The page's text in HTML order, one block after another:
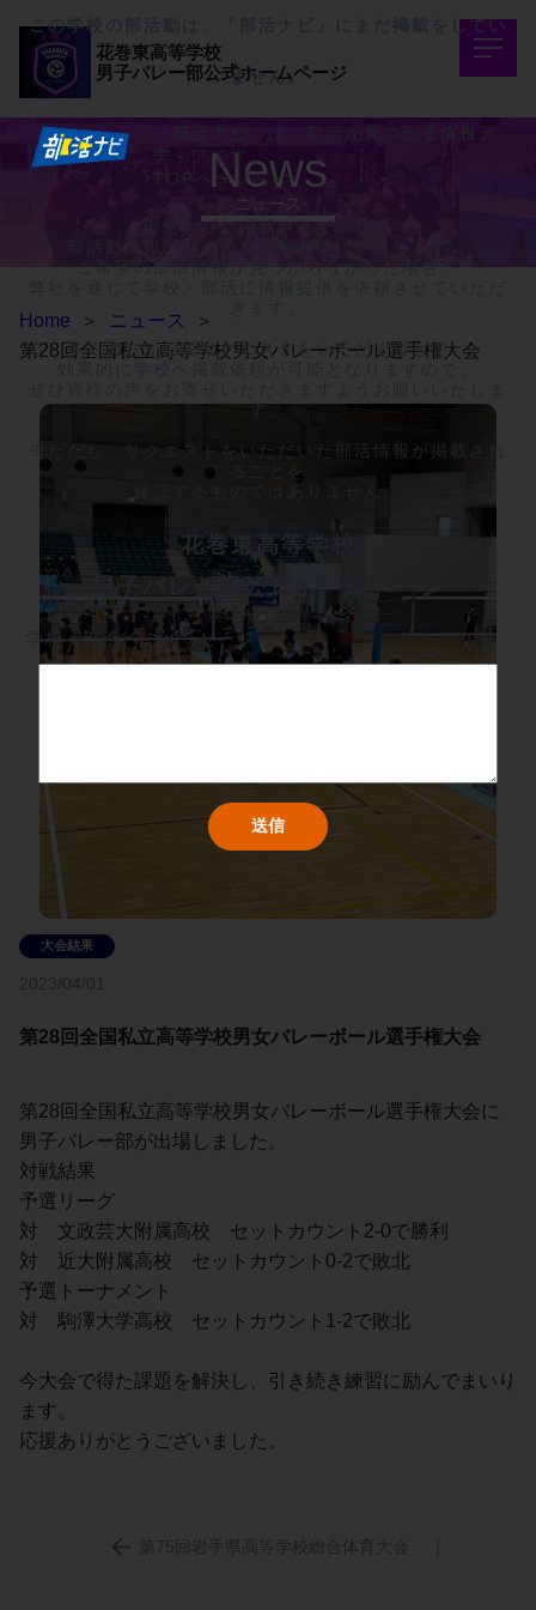
この学校の部活動は、「部活ナビ」にまだ掲載をしてい
ません。
「部活ナビ」は、部活が見つかる情報メ
ディアです。
TOPページへ>>
部活ナビに掲載されていない
ご希望の部活情報が見つからなかった場合、
多くの方からのリクエストをいただくことで、
す。
※ただし、リクエストをいただいた部活情報が掲載され
ることを
保証するものではありません。
花巻東高等学校
男子バレー部公式ホームページ
学校・部活へのメッセージ
0/1000文字
花巻東高等学校
男子バレー部公式ホームページ
ニュース
News
Home ＞ ニュース
＞
第28回全国私立高等学校男女バレーボール選手権大会
2023/04/01
第28回全国私立高等学校男女バレーボール選手権大会
第28回全国私立高等学校男女バレーボール選手権大会に
男子バレー部が出場しました。
対戦結果
予選リーグ
対　文政芸大附属高校　セットカウント2-0で勝利
対　近大附属高校　セットカウント0-2で敗北
予選トーナメント
対　駒澤大学高校　セットカウント1-2で敗北
今大会で得た課題を解決し、引き続き練習に励んでまいり
ます。
応援ありがとうございました。
第75回岩手県高等学校総合体育大会